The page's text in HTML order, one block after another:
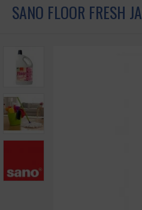
SANO FLOOR FRESH